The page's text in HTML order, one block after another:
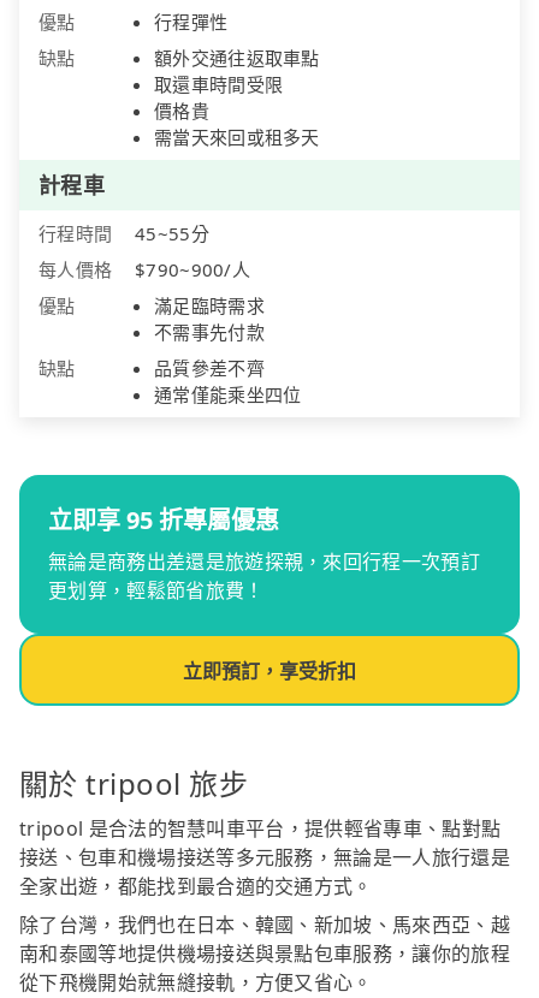
優點
行程彈性
缺點
額外交通往返取車點
取還車時間受限
價格貴
需當天來回或租多天
計程車
行程時間
45~55分
每人價格
$790~900/人
優點
滿足臨時需求
不需事先付款
缺點
品質參差不齊
通常僅能乘坐四位
立即享 95 折專屬優惠
無論是商務出差還是旅遊探親，來回行程一次預訂
更划算，輕鬆節省旅費！
立即預訂，享受折扣
關於 tripool 旅步
tripool 是合法的智慧叫車平台，提供輕省專車、點對點
接送、包車和機場接送等多元服務，無論是一人旅行還是
全家出遊，都能找到最合適的交通方式。
除了台灣，我們也在日本、韓國、新加坡、馬來西亞、越
南和泰國等地提供機場接送與景點包車服務，讓你的旅程
從下飛機開始就無縫接軌，方便又省心。